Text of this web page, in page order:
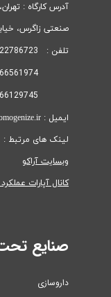
آدرس کارگاه :
صنعتی زاگرس،
تلفن : 09122786723
02166561974
ایمیل : info@homogenize.ir
لینک های مرتبط :
وبسایت آراکو
کانال آپارات
صنایع
داروسازی